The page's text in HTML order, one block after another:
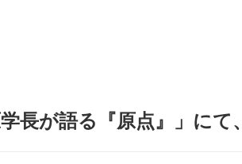
長が語る『原点』」にて